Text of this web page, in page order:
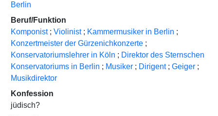
Berlin
Beruf/Funktion
Komponist ; Violinist ; Kammermusiker in Berlin ;
Konzertmeister der Gürzenichkonzerte ;
Konservatoriumslehrer in Köln ; Direktor des Sternschen
Konservatoriums in Berlin ; Musiker ; Dirigent ; Geiger ;
Musikdirektor
Konfession
jüdisch?